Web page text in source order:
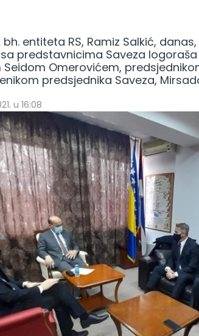
entiteta RS, Ramiz Salkić, danas,
predstavnicima Saveza logoraša
Omerovićem,
predsjednika Saveza,
u 16:08